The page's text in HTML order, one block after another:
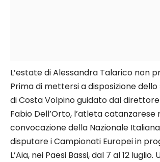
L’estate di Alessandra Talarico non
Prima di mettersi a disposizione
di Costa Volpino guidato dal
Fabio Dell’Orto, l’atleta
convocazione della Nazionale
disputare i Campionati Europei in
L’Aia, nei Paesi Bassi, dal 7 al 12 luglio.